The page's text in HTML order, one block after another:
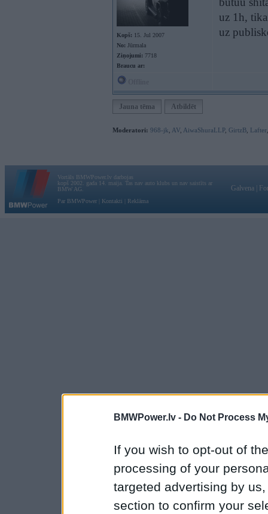
BMWPower.lv - Do Not Process
If you wish to opt-out of
processing of your
targeted advertising by
section to confirm your
Kopš: 15. Jul 2007
No: Jūrmala
Ziņojumi: 7718
Braucu ar:
uz 1h,
uz
Jauna tēma Atbildēt
Moderatori: 968-jk AV AiwaShuraLLP, GirtzB Lafter
Vortāls BMWPower.lv darbojas
kopš 2002. gada 14. maija. Tas nav auto klubs un nav saistīts ar
BMW AG.
Par BMWPower
Kontakti Reklāma
Galvena